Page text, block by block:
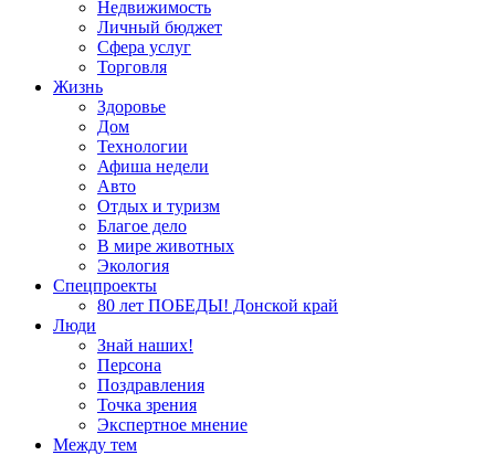
Недвижимость
Личный бюджет
Сфера услуг
Торговля
Жизнь
Здоровье
Дом
Технологии
Афиша недели
Авто
Отдых и туризм
Благое дело
В мире животных
Экология
Спецпроекты
80 лет ПОБЕДЫ! Донской край
Люди
Знай наших!
Персона
Поздравления
Точка зрения
Экспертное мнение
Между тем